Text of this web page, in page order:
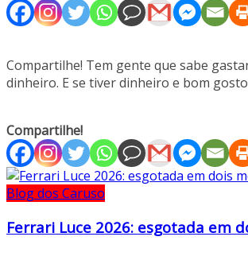
Compartilhe! Tem gente que sabe
dinheiro. E se tiver dinheiro e bom
Compartilhe!
Blog dos Caruso
Ferrari Luce 2026: esgotada em